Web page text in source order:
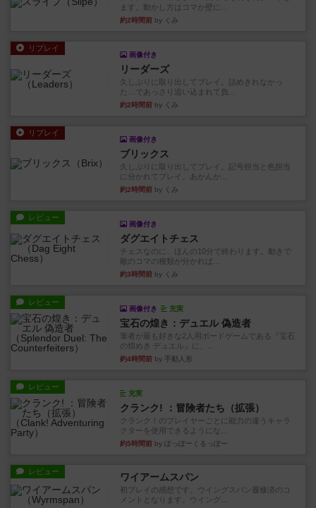
ます。動かし方はコマか壁に...
約2時間前 by くみ
リプレイ
画像付き
リーダーズ
久しぶりに取り出してプレイ。詰めきれなかっ
た…であっさり追い込まれて負...
約2時間前 by くみ
リプレイ
画像付き
ブリックス
久しぶりに取り出してプレイ。記号担当と色担当
に分かれてプレイ。あかんか...
約2時間前 by くみ
レビュー
画像付き
ダグエイトチェス
チェスなのに、ほんの10分で終わります。動きで
敵のコマの種類が分かれば...
約3時間前 by くみ
レビュー
画像付き 充実
宝石の煌き：デュエル 偽造者
筆者が最も好きな2人用ボードゲームである『宝石
の煌めき デュエル』に、...
約4時間前 by 手動人形
レビュー
充実
クランク! ：冒険者たち（拡張）
クランク！のプレイヤーごとに能力の違うキャラ
クターを使用できるようにな...
約5時間前 by ぽっぽーくるっぽー
レビュー ワイアームスパン
初プレイの感想です。ウイングスパン履修済のコ
メントとなります。ウイング...